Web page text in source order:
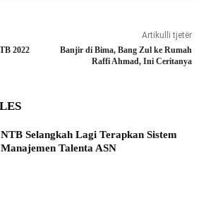
2022
Artikulli tjetër
Banjir di Bima, Bang Zul ke Rumah
Raffi Ahmad, Ini Ceritanya
NTB Selangkah Lagi Terapkan Sistem
Manajemen Talenta ASN